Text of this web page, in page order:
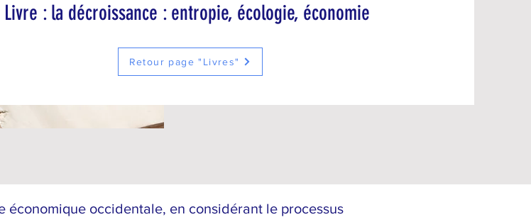
Livre : la décroissance : entropie, écologie, économie
Retour page "Livres"
économique occidentale, en considérant le processus